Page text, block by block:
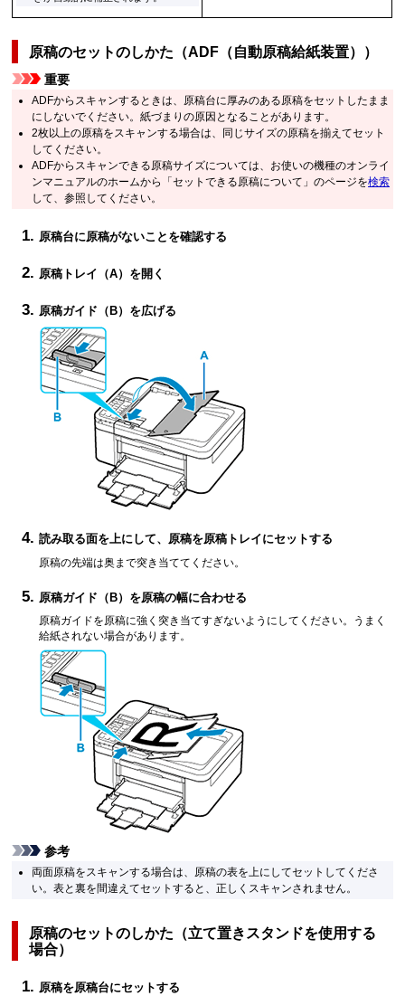
原稿のセットのしかた（ADF（自動原稿給紙装置） ）
重要
ADFからスキャンするときは、原稿台に厚みのある原稿をセットしたまま
にしないでください。紙づまりの原因となることがあります。
2枚以上の原稿をスキャンする場合は、同じサイズの原稿を揃えてセット
してください。
ADFからスキャンできる原稿サイズについては、お使いの機種のオンライ
ンマニュアルのホームから「セットできる原稿について」のページを検索
して、参照してください。
原稿台に原稿がないことを確認する
原稿トレイ （A）を開く
原稿ガイド （B）を広げる
読み取る面を上にして、原稿を原稿トレイにセットする
原稿の先端は奥まで突き当ててください。
原稿ガイド （B）を原稿の幅に合わせる
原稿ガイドを原稿に強く突き当てすぎないようにしてください。
うまく
給紙されない場合があります。
参考
両面原稿をスキャンする場合は、原稿の表を上にしてセットしてくださ
い。表と裏を間違えてセットすると、正しくスキャンされません。
原稿のセットのしかた（立て置きスタンドを使用する
場合）
原稿を原稿台にセットする